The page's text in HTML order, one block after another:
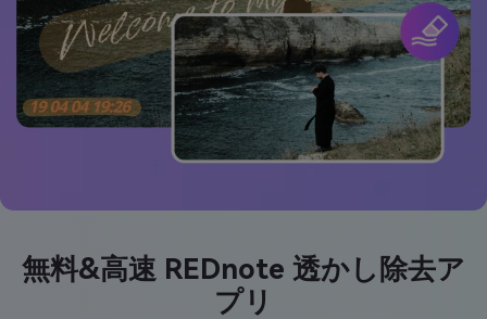
無料&高速 REDnote 透かし除去ア
プリ